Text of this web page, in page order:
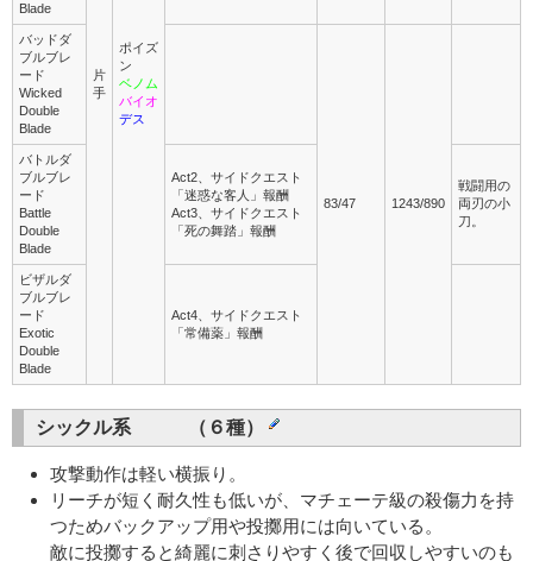
片
手
ポイズ
ン
ベノム
バイオ
デス
Blade
バッドダ
ブルブレ
ード
Wicked
Double
Blade
83/47 1243/890
バトルダ
ブルブレ
ード
Battle
Double
Blade
Act2、サイドクエスト
「迷惑な客人」報酬
Act3、サイドクエスト
「死の舞踏」報酬
戦闘用の
両刃の小
刀。
ビザルダ
ブルブレ
ード
Exotic
Double
Blade
Act4、サイドクエスト
「常備薬」報酬
シックル系 （６種）
攻撃動作は軽い横振り。
リーチが短く耐久性も低いが、マチェーテ級の殺傷力を持
つためバックアップ用や投擲用には向いている。
敵に投擲すると綺麗に刺さりやすく後で回収しやすいのも